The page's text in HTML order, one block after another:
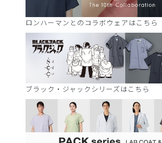
ロンハーマンとのコラボウェアはこちら
ブラック・ジャックシリーズはこちら